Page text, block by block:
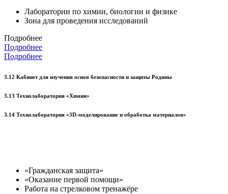
Лаборатории по химии, биологии и физике
Зона для проведения исследований
Подробнее
Подробнее
Подробнее
3.12 Кабинет для изучения основ безопасности и защиты Родины
3.13 Технолаборатория «Химия»
3.14 Технолаборатория «3D-моделирование и обработка материалов»
«Гражданская защита»
«Оказание первой помощи»
Работа на стрелковом тренажёре